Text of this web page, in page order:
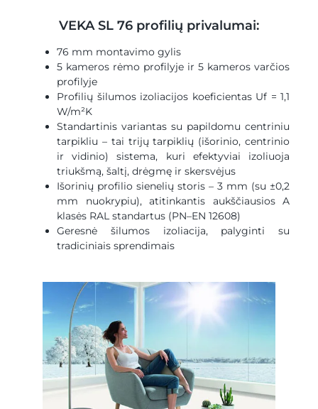
VEKA SL 76 profilių privalumai:
76 mm montavimo gylis
5 kameros rėmo profilyje ir 5 kameros varčios
profilyje
Profilių šilumos izoliacijos koeficientas Uf = 1,1
W/m²K
Standartinis variantas su papildomu centriniu
tarpikliu – tai trijų tarpiklių (išorinio, centrinio
ir vidinio) sistema, kuri efektyviai izoliuoja
triukšmą, šaltį, drėgmę ir skersvėjus
Išorinių profilio sienelių storis – 3 mm (su ±0,2
mm nuokrypiu), atitinkantis aukščiausios A
klasės RAL standartus (PN–EN 12608)
Geresnė šilumos izoliacija, palyginti su
tradiciniais sprendimais